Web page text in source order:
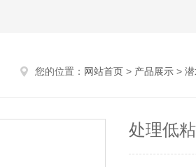
您的位置： 网站首页 > 产品展示 >
处理低